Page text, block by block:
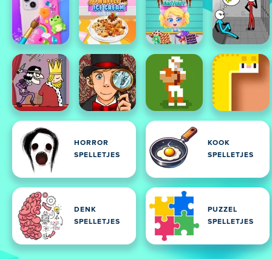
HORROR
SPELLETJES
KOOK
SPELLETJES
DENK
SPELLETJES
PUZZEL
SPELLETJES